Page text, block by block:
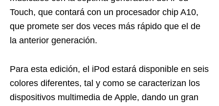
Touch, que contará con un procesador chip A10,
que promete ser dos veces más rápido que el de
la anterior generación.
Para esta edición, el iPod estará disponible en seis
colores diferentes, tal y como se caracterizan los
dispositivos multimedia de Apple, dando un gran